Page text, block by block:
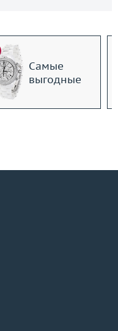
Самые
выгодные